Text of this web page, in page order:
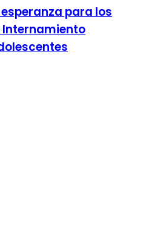
para los
Internamiento